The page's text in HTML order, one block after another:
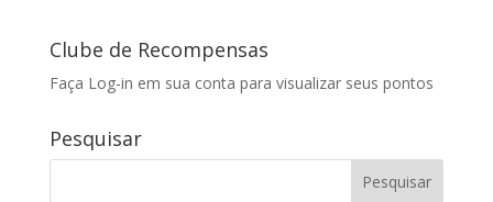
Clube de Recompensas
Faça Log-in em sua conta para visualizar seus pontos
Pesquisar